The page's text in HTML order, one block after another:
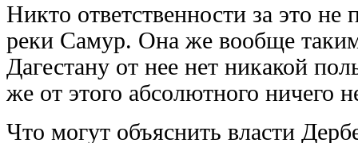
Никто ответственности за это
реки Самур. Она же вообще
Дагестану от нее нет никакой
же от этого абсолютного ничего
Что могут объяснить власти